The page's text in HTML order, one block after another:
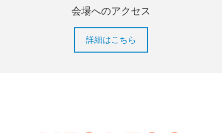
会場へのアクセス
詳細はこちら